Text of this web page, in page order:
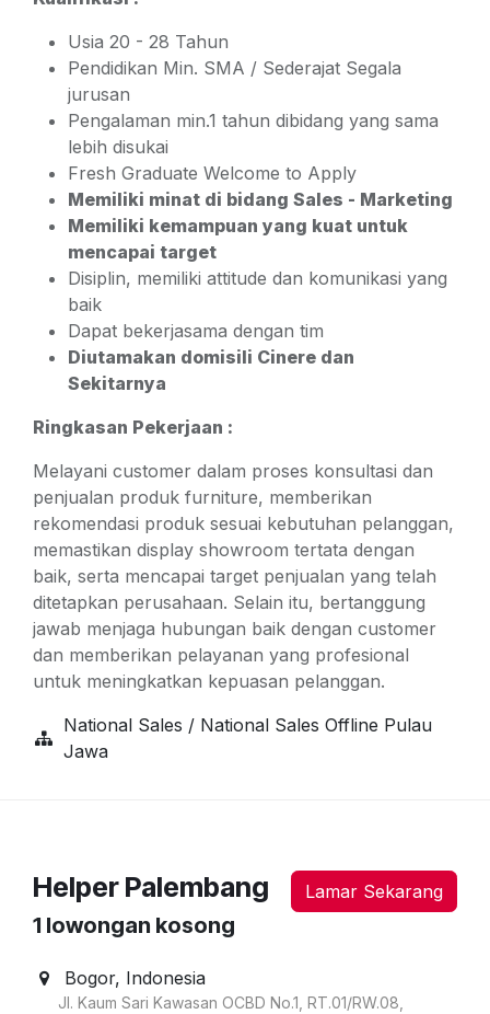
Usia 20 - 28 Tahun
Pendidikan Min. SMA / Sederajat Segala
jurusan
Pengalaman min.1 tahun dibidang yang sama
lebih disukai
Fresh Graduate Welcome to Apply
Memiliki minat di bidang Sales - Marketing
Memiliki kemampuan yang kuat untuk
mencapai target
Disiplin, memiliki attitude dan komunikasi yang
baik
Dapat bekerjasama dengan tim
Diutamakan domisili Cinere dan
Sekitarnya
Ringkasan Pekerjaan :
Melayani customer dalam proses konsultasi dan
penjualan produk furniture, memberikan
rekomendasi produk sesuai kebutuhan pelanggan,
memastikan display showroom tertata dengan
baik, serta mencapai target penjualan yang telah
ditetapkan perusahaan. Selain itu, bertanggung
jawab menjaga hubungan baik dengan customer
dan memberikan pelayanan yang profesional
untuk meningkatkan kepuasan pelanggan.
National Sales / National Sales Offline Pulau
Jawa
Helper Palembang Lamar Sekarang
1 lowongan kosong
Bogor, Indonesia
Jl. Kaum Sari Kawasan OCBD No.1, RT.01/RW.08,